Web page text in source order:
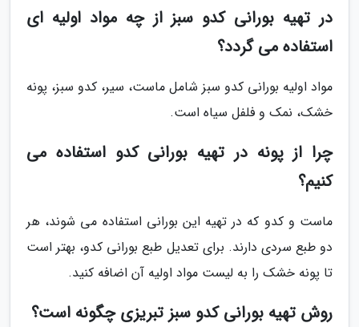
در تهیه بورانی کدو سبز از چه مواد اولیه ای
استفاده می گردد؟
مواد اولیه بورانی کدو سبز شامل ماست، سیر، کدو سبز، پونه
خشک، نمک و فلفل سیاه است.
چرا از پونه در تهیه بورانی کدو استفاده می
کنیم؟
ماست و کدو که در تهیه این بورانی استفاده می شوند، هر
دو طبع سردی دارند. برای تعدیل طبع بورانی کدو، بهتر است
تا پونه خشک را به لیست مواد اولیه آن اضافه کنید.
روش تهیه بورانی کدو سبز تبریزی چگونه است؟